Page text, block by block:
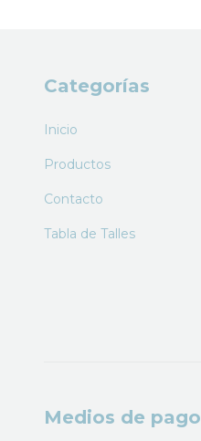
Categorías
Inicio
Productos
Contacto
Tabla de Talles
Medios de pago